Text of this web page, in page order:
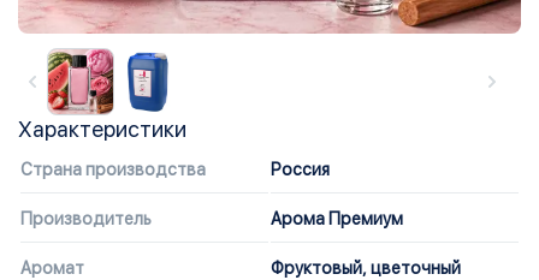
Характеристики
Страна производства Россия
Производитель Арома Премиум
Аромат Фруктовый, цветочный